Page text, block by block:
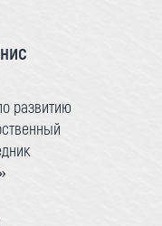
развитию